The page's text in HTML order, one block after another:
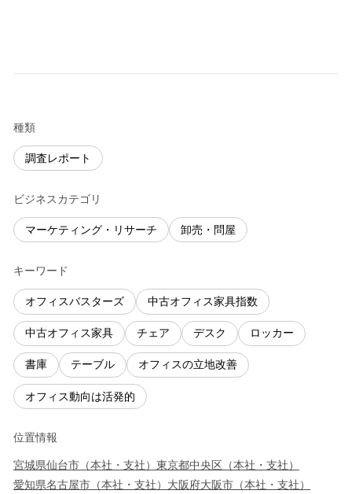
種類
調査レポート
ビジネスカテゴリ
マーケティング・リサーチ 卸売・問屋
キーワード
オフィスバスターズ 中古オフィス家具指数
中古オフィス家具 チェア デスク ロッカー
書庫 テーブル オフィスの立地改善
オフィス動向は活発的
位置情報
宮城県仙台市 （本社・支社 ） 東京都中央区 （本社・支社 ）
愛知県名古屋市 （本社・支社 ） 大阪府大阪市 （本社・支社 ）